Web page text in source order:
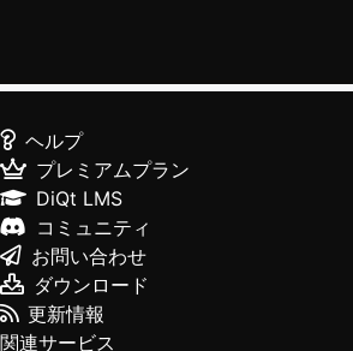
ヘルプ
プレミアムプラン
DiQt LMS
コミュニティ
お問い合わせ
ダウンロード
更新情報
関連サービス